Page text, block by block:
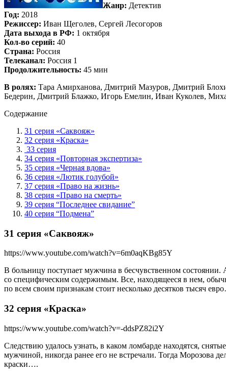
Жанр: Детектив
Год: 2018
Режиссер: Иван Щеголев, Сергей Лесогоров
Дата выхода в РФ: 1 октября
Кол-во серий: 40
Страна: Россия
Телеканал: Россия 1
Продолжительность: 45 мин
В ролях: Тара Амирханова, Дмитрий Мазуров, Дмитрий
Бедерин, Дмитрий Блажко, Игорь Емелин, Иван Куколев,
Содержание
31 серия «Саквояж»
32 серия «Краска»
33 серия
34 серия «Повторная экспертиза»
35 серия «Черная вдова»
36 серия «Лютик голубой»
37 серия «Право на жизнь»
38 серия «Право на смерть»
39 серия “Последнее свидание”
40 серия “Подмена”
31 серия «Саквояж»
https://www.youtube.com/watch?v=6m0aqKBg85Y
В больницу поступает мужчина в бесчувственном состоянии.
со специфическим содержимым. Все, находящееся в нем,
по всем своим признакам стоит несколько десятков тысяч
32 серия «Краска»
https://www.youtube.com/watch?v=-ddsPZ82i2Y
Следствию удалось узнать, в каком ломбарде находятся,
мужчиной, никогда ранее его не встречали. Тогда Морозова
краски….